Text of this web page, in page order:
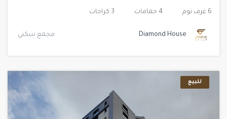
6 غرف نوم 4 حمامات 3 كراجات
Diamond House مجمع سكني
للبيع